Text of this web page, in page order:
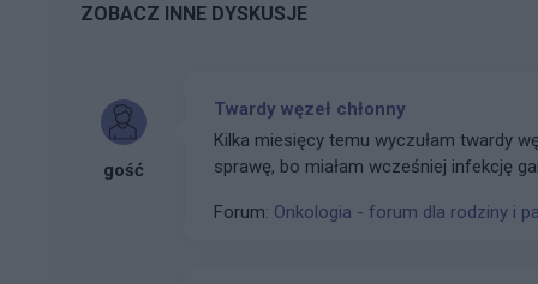
ZOBACZ INNE DYSKUSJE
gość
Twardy węzeł chłonny
Kilka miesięcy temu wyczułam twardy
sprawę, bo miałam wcześniej infekcję
przesuwalny. Morfologia, poza niskim
Forum: Onkologia - forum dla rodziny i